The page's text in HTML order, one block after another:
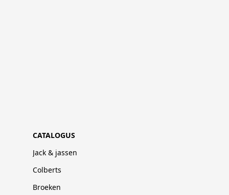
CATALOGUS
Jack & jassen
Colberts
Broeken